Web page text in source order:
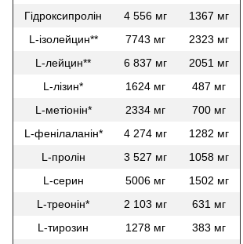
Гідроксипролін
4 556 мг
1367 мг
L-ізолейцин**
7743 мг
2323 мг
L-лейцин**
6 837 мг
2051 мг
L-лізин*
1624 мг
487 мг
L-метіонін*
2334 мг
700 мг
L-фенілаланін*
4 274 мг
1282 мг
L-пролін
3 527 мг
1058 мг
L-серин
5006 мг
1502 мг
L-треонін*
2 103 мг
631 мг
L-тирозин
1278 мг
383 мг